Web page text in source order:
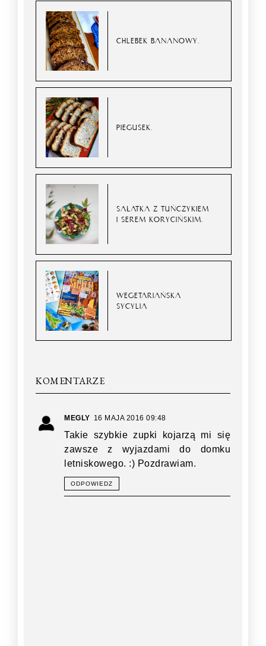
CHLEBEK BANANOWY.
PIEGUSEK.
SAŁATKA Z TUŃCZYKIEM
I SEREM KORYCIŃSKIM.
WEGETARIAŃSKA
SYCYLIA
KOMENTARZE
MEGLY 16 MAJA 2016 09:48
Takie szybkie zupki kojarzą mi się
zawsze z wyjazdami do domku
letniskowego. :) Pozdrawiam.
ODPOWIEDZ